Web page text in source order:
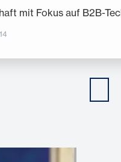
mit Fokus auf B2B-